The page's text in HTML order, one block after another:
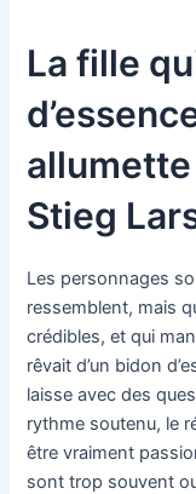
La fille
allumette
Stieg
Les personnages
ressemblent, mais
crédibles, et qui
rêvait d’un bidon
laisse avec des
rythme soutenu, le
être vraiment
sont trop souvent